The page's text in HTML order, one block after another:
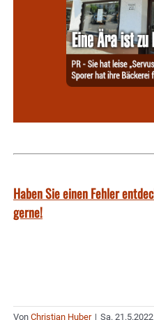
Haben Sie einen Fehler
gerne!
Von Christian Huber | Sa.